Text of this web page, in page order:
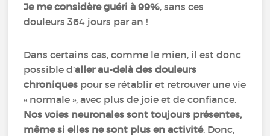
Je me considère guéri à 99%, sans ces
douleurs 364 jours par an !
Dans certains cas, comme le mien, il est donc
possible d’aller au-delà des douleurs
chroniques pour se rétablir et retrouver une vie
« normale », avec plus de joie et de confiance.
Nos voies neuronales sont toujours présentes,
même si elles ne sont plus en activité. Donc,